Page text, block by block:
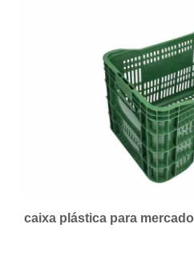
caixa plástica para mercado